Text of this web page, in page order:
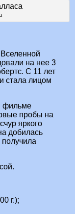
на нее 3
С 11 лет
стала лицом
фильме
пробы на
яркого
добилась
получила
г.);